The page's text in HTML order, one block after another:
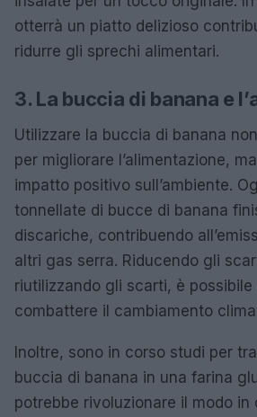
otterrà un piatto delizioso
ridurre gli sprechi alimentari.
3. La buccia di banana e
Utilizzare la buccia di banana
per migliorare l’alimentazione,
impatto positivo sull’ambiente.
tonnellate di bucce di banana
discariche, contribuendo
altri gas serra. Riducendo gli
riutilizzando gli scarti, è
combattere il cambiamento
Inoltre, sono in corso studi per
buccia di banana in una farina
potrebbe rivoluzionare il modo in